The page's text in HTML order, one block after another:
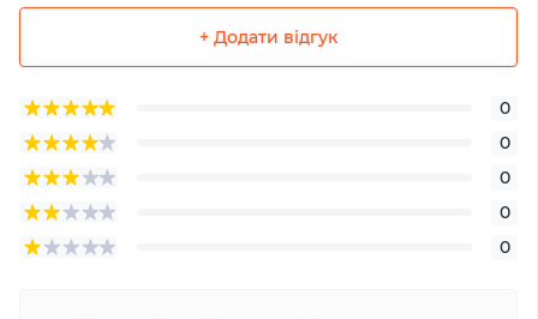
+ Додати відгук
0
0
0
0
0